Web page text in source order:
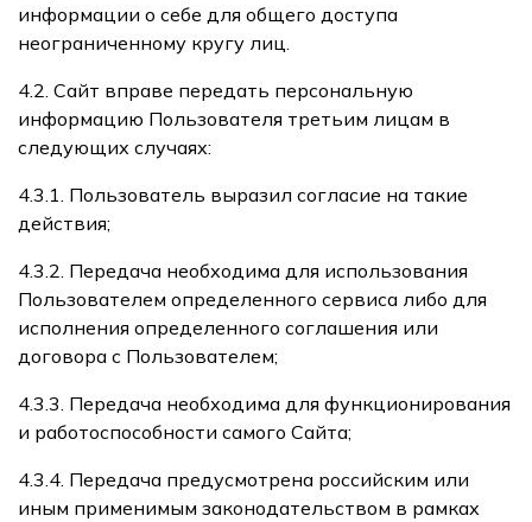
информации о себе для общего доступа
неограниченному кругу лиц.
4.2. Сайт вправе передать персональную
информацию Пользователя третьим лицам в
следующих случаях:
4.3.1. Пользователь выразил согласие на такие
действия;
4.3.2. Передача необходима для использования
Пользователем определенного сервиса либо для
исполнения определенного соглашения или
договора с Пользователем;
4.3.3. Передача необходима для функционирования
и работоспособности самого Сайта;
4.3.4. Передача предусмотрена российским или
иным применимым законодательством в рамках